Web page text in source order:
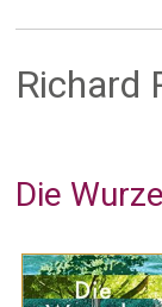
Richard
Die